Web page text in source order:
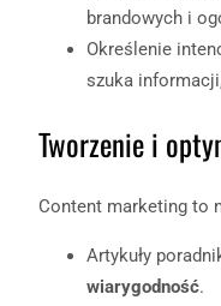
brandowych i
Określenie
szuka
Tworzenie i
Content marketing to
Artykuły
wiarygodność.